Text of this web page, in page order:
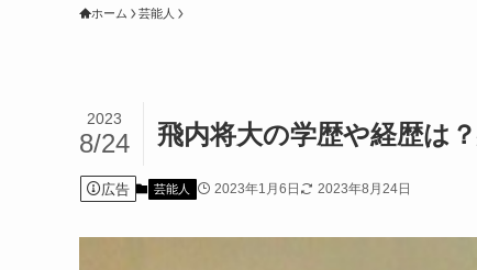
ホーム 芸能人
飛内将大の学歴や経歴は
2023
8/24
広告 芸能人 2023年1月6日 2023年8月24日